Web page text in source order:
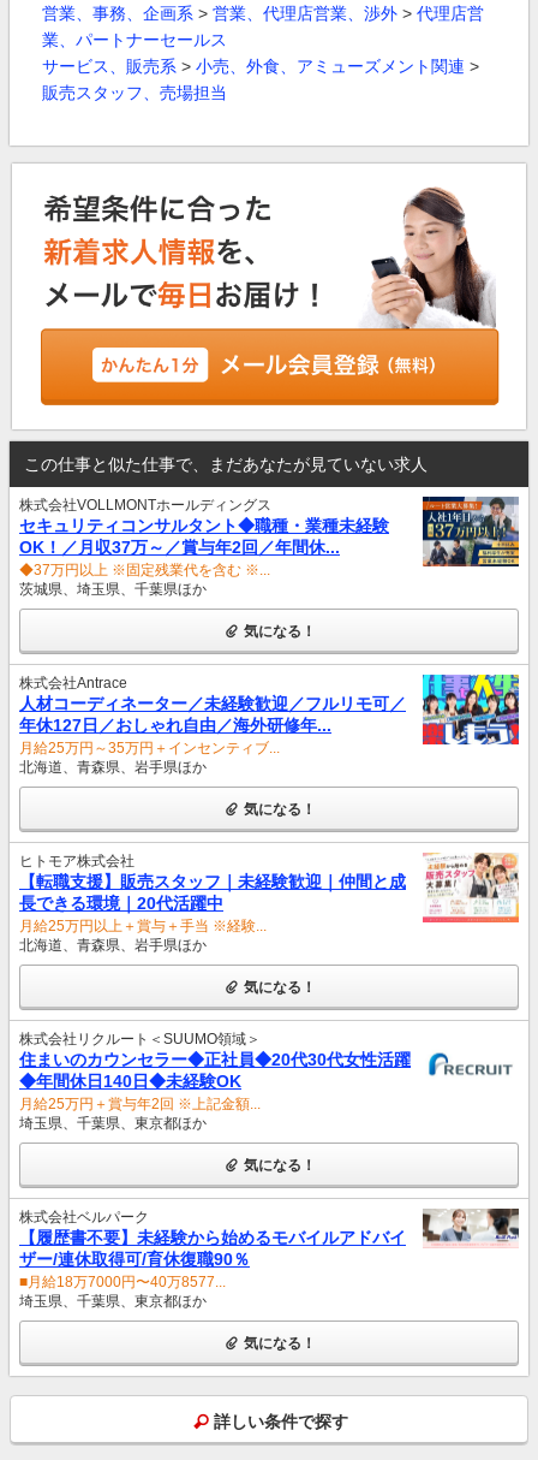
営業、事務、企画系 > 営業、代理店営業、渉外 > 代理店営
業、パートナーセールス
サービス、販売系 > 小売、外食、アミューズメント関連 >
販売スタッフ、売場担当
この仕事と似た仕事で、まだあなたが見ていない求人
株式会社VOLLMONTホールディングス
セキュリティコンサルタント◆職種・業種未経験
OK！／月収37万～／賞与年2回／年間休...
◆37万円以上 ※固定残業代を含む ※...
茨城県、埼玉県、千葉県ほか
気になる！
株式会社Antrace
人材コーディネーター／未経験歓迎／フルリモ可／
年休127日／おしゃれ自由／海外研修年...
月給25万円～35万円＋インセンティブ...
北海道、青森県、岩手県ほか
気になる！
ヒトモア株式会社
【転職支援】販売スタッフ｜未経験歓迎｜仲間と成
長できる環境｜20代活躍中
月給25万円以上＋賞与＋手当 ※経験...
北海道、青森県、岩手県ほか
気になる！
株式会社リクルート＜SUUMO領域＞
住まいのカウンセラー◆正社員◆20代30代女性活躍
◆年間休日140日◆未経験OK
月給25万円＋賞与年2回 ※上記金額...
埼玉県、千葉県、東京都ほか
気になる！
株式会社ベルパーク
【履歴書不要】未経験から始めるモバイルアドバイ
ザー/連休取得可/育休復職90％
■月給18万7000円〜40万8577...
埼玉県、千葉県、東京都ほか
気になる！
詳しい条件で探す